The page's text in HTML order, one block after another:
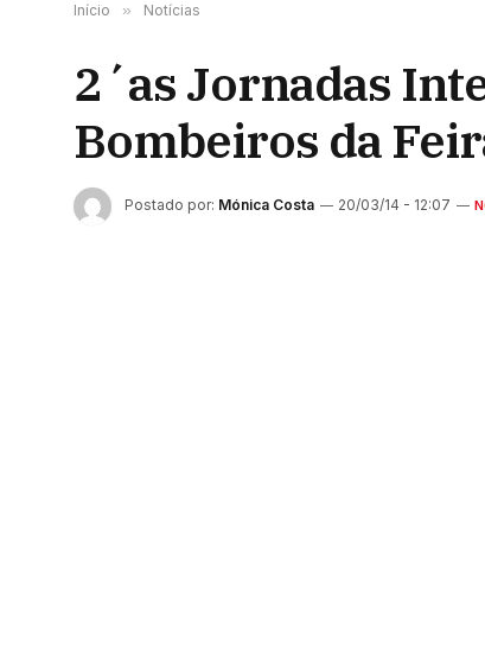
Início » Notícias
2´as Jornadas
Bombeiros da
Postado por: Mónica Costa 20/03/14 - 12:07